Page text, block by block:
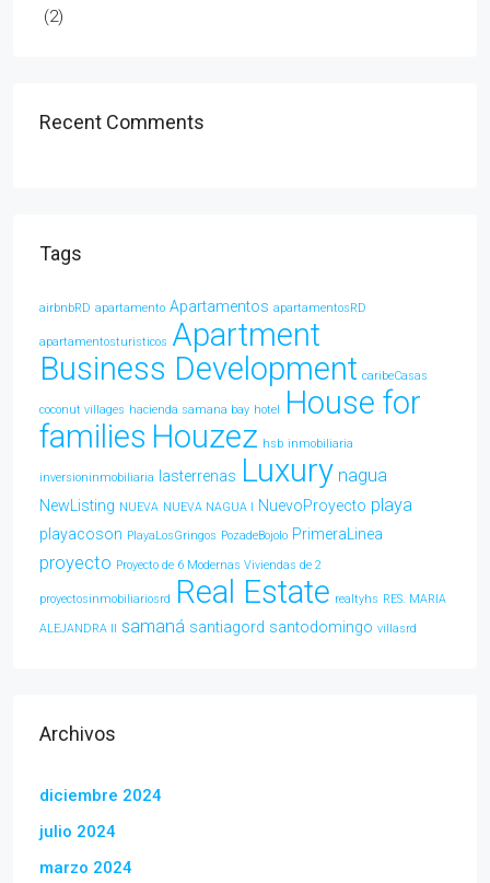
(2)
Recent Comments
Tags
airbnbRD apartamento Apartamentos apartamentosRD
apartamentosturisticos Apartment
Business Development caribeCasas
coconut villages hacienda samana bay hotel
House for
families Houzez hsb inmobiliaria
inversioninmobiliaria lasterrenas Luxury nagua
NewListing NUEVA NUEVA NAGUA l NuevoProyecto playa
playacoson PlayaLosGringos PozadeBojolo PrimeraLinea
proyecto Proyecto de 6 Modernas Viviendas de 2
proyectosinmobiliariosrd Real Estate realtyhs RES. MARIA
ALEJANDRA ll samaná santiagord santodomingo villasrd
Archivos
diciembre 2024
julio 2024
marzo 2024